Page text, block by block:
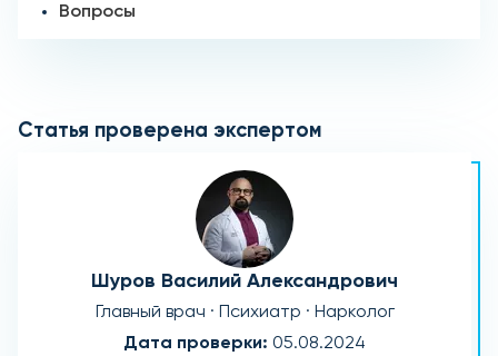
Вопросы
Статья проверена экспертом
Шуров Василий Александрович
Главный врач · Психиатр · Нарколог
Дата проверки: 05.08.2024